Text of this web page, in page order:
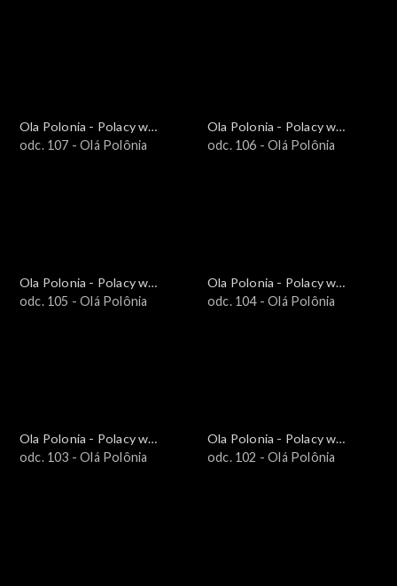
Ola Polonia - Polacy w
Brazylii i Ameryce
odc. 107 - Olá Polônia
Ola Polonia - Polacy w
Brazylii i Ameryce
odc. 106 - Olá Polônia
Ola Polonia - Polacy w
Brazylii i Ameryce
odc. 105 - Olá Polônia
Ola Polonia - Polacy w
Brazylii i Ameryce
odc. 104 - Olá Polônia
Ola Polonia - Polacy w
Brazylii i Ameryce
odc. 103 - Olá Polônia
Ola Polonia - Polacy w
Brazylii i Ameryce
odc. 102 - Olá Polônia